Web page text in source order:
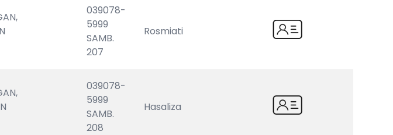
039078-
5999
SAMB.
207
Rosmiati
039078-
5999
SAMB.
208
Hasaliza